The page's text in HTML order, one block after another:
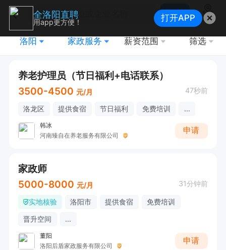
搜索
地图
洛阳 家政服务 薪资范围 筛选
养老护理员（节日福利+电话联系）
3500-4500 元/月 47秒前
洛龙区 提供食宿 节日福利 免费培训 ...
韩冰
河南臻自在养老服务有限公司
申请
家政师
5000-8000 元/月 31分钟前
实地核验 洛阳市 提供食宿
免费培训
晋升空间
...
董阳
洛阳后盾家政服务有限公司
申请
全洛阳直聘
用app更方便！ 打开APP